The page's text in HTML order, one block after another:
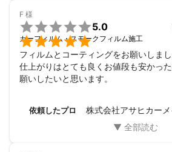
F 様


5.0
カーフィルム・スモークフィルム施工
フィルムとコーティングをお願いしまし
仕上がりはとても良くお値段も安かっ
願いしたいと思います。
依頼したプロ 株式会社アサヒカーメ